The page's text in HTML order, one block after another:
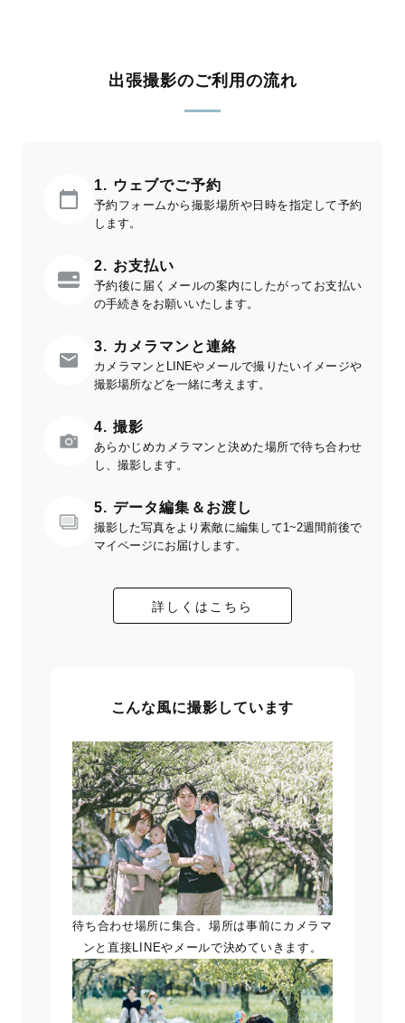
出張撮影のご利用の流れ
1. ウェブでご予約
予約フォームから撮影場所や日時を指定して予約
します。
2. お支払い
予約後に届くメールの案内にしたがってお支払い
の手続きをお願いいたします。
3. カメラマンと連絡
カメラマンとLINEやメールで撮りたいイメージや
撮影場所などを一緒に考えます。
4. 撮影
あらかじめカメラマンと決めた場所で待ち合わせ
し、撮影します。
5. データ編集＆お渡し
撮影した写真をより素敵に編集して1~2週間前後で
マイページにお届けします。
詳しくはこちら
こんな風に撮影しています
待ち合わせ場所に集合。場所は事前にカメラマ
ンと直接LINEやメールで決めていきます。